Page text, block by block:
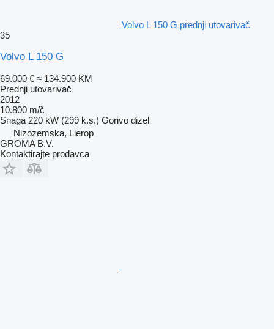
Volvo L 150 G prednji utovarivač
35
Volvo L 150 G
69.000 € ≈ 134.900 KM
Prednji utovarivač
2012
10.800 m/č
Snaga 220 kW (299 k.s.) Gorivo dizel
Nizozemska, Lierop
GROMA B.V.
Kontaktirajte prodavca